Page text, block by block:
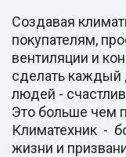
Создавая
покупателям,
вентиляции и
сделать каждый
людей -
Это больше чем
Климатехник -
жизни и